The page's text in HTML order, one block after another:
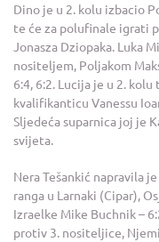
Dino je u 2. kolu izbacio
te će za polufinale igrati
Jonasza Dziopaka. Luka
nositeljem, Poljakom
6:4, 6:2. Lucija je u 2.
kvalifikanticu Vanessu
Sljedeća suparnica joj je
svijeta.
Nera Tešankić napravila
ranga u Larnaki (Cipar),
Izraelke Mike Buchnik –
protiv 3. nositeljice,